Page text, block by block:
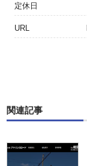
定休日
URL
関連記事